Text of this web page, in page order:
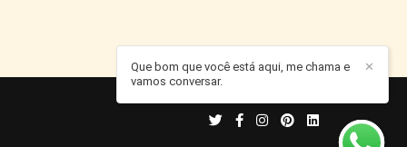
✕
Que bom que você está aqui, me chama e
vamos conversar.